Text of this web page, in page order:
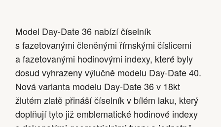
Model Day-Date 36 nabízí číselník
s fazetovanými členěnými římskými číslicemi
a fazetovanými hodinovými indexy, které byly
dosud vyhrazeny výlučně modelu Day-Date 40.
Nová varianta modelu Day-Date 36 v 18kt
žlutém zlatě přináší číselník v bílém laku, který
doplňují tyto již emblematické hodinové indexy